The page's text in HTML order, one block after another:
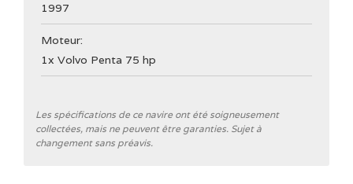
1997
Moteur:
1x Volvo Penta 75 hp
Général
Chantier naval
Les spécifications de ce navire ont été soigneusement
collectées, mais ne peuvent être garanties. Sujet à
changement sans préavis.